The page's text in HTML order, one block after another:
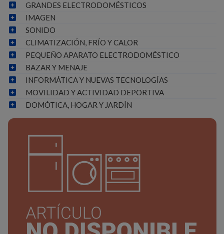
GRANDES ELECTRODOMÉSTICOS
IMAGEN
SONIDO
CLIMATIZACIÓN, FRÍO Y CALOR
PEQUEÑO APARATO ELECTRODOMÉSTICO
BAZAR Y MENAJE
INFORMÁTICA Y NUEVAS TECNOLOGÍAS
MOVILIDAD Y ACTIVIDAD DEPORTIVA
DOMÓTICA, HOGAR Y JARDÍN